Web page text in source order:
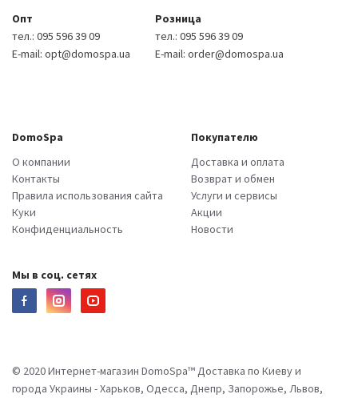
Опт
тел.: 095 596 39 09
E-mail: opt@domospa.ua
Розница
тел.: 095 596 39 09
E-mail: order@domospa.ua
DomoSpa
О компании
Контакты
Правила использования сайта
Куки
Конфиденциальность
Покупателю
Доставка и оплата
Возврат и обмен
Услуги и сервисы
Акции
Новости
Мы в соц. сетях
© 2020 Интернет-магазин DomoSpa™ Доставка по Киеву и
города Украины - Харьков, Одесса, Днепр, Запорожье, Львов,